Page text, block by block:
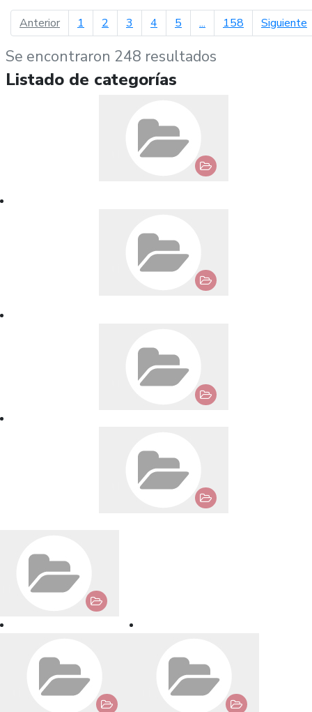
Anteriorpágina anterior
1 2 3 4 5 ... 158 Siguiente
Se encontraron 248 resultados
Listado de categorías